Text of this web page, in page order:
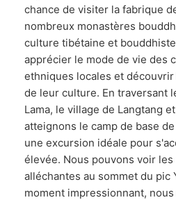
chance de visiter la fabrique
nombreux monastères
culture tibétaine et
apprécier le mode de vie des
ethniques locales et
de leur culture. En traversant
Lama, le village de Langtang
atteignons le camp de base
une excursion idéale pour
élevée. Nous pouvons voir
alléchantes au sommet du pic
moment impressionnant,